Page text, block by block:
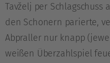
Tavželj per Schlagschuss
den Schonern parierte,
Abpraller nur knapp
weißen Überzahlspiel